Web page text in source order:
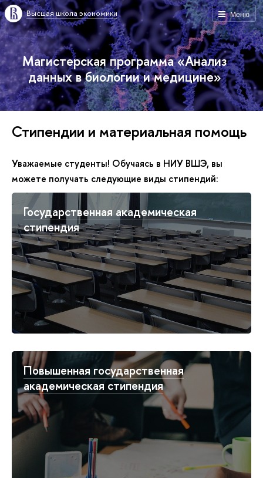
Меню
Высшая школа экономики
Магистерская программа «Анализ
данных в биологии и медицине»
Стипендии и материальная помощь
Уважаемые студенты! Обучаясь в НИУ ВШЭ, вы
можете получать следующие виды стипендий:
Государственная академическая
стипендия
Повышенная государственная
академическая стипендия